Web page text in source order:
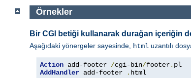
Örnekler
Bir CGI betiği kullanarak durağan içeriğin
Aşağıdaki yönergeler sayesinde, html uzantılı
Action add-footer /cgi-bin/footer.
AddHandler add-footer . html